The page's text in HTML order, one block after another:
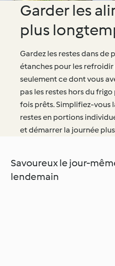
Garder les
plus
Gardez les restes dans de
étanches pour les
seulement ce dont vous
pas les restes hors du
fois prêts. Simplifiez-vous
restes en portions
et démarrer la journée
Savoureux le jour-
lendemain